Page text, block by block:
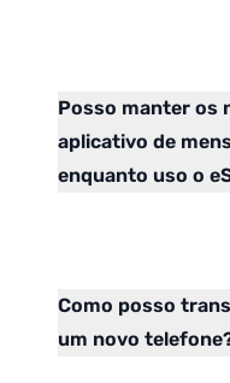
Posso manter os
aplicativo de
enquanto uso o
Como posso
um novo